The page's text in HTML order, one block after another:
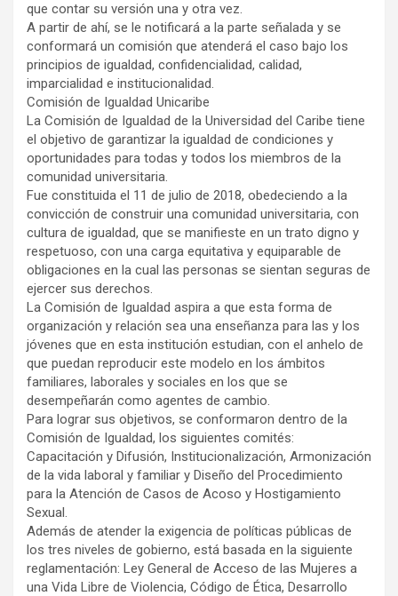
que contar su versión una y otra vez.
A partir de ahí, se le notificará a la parte señalada y se
conformará un comisión que atenderá el caso bajo los
principios de igualdad, confidencialidad, calidad,
imparcialidad e institucionalidad.
Comisión de Igualdad Unicaribe
La Comisión de Igualdad de la Universidad del Caribe tiene
el objetivo de garantizar la igualdad de condiciones y
oportunidades para todas y todos los miembros de la
comunidad universitaria.
Fue constituida el 11 de julio de 2018, obedeciendo a la
convicción de construir una comunidad universitaria, con
cultura de igualdad, que se manifieste en un trato digno y
respetuoso, con una carga equitativa y equiparable de
obligaciones en la cual las personas se sientan seguras de
ejercer sus derechos.
La Comisión de Igualdad aspira a que esta forma de
organización y relación sea una enseñanza para las y los
jóvenes que en esta institución estudian, con el anhelo de
que puedan reproducir este modelo en los ámbitos
familiares, laborales y sociales en los que se
desempeñarán como agentes de cambio.
Para lograr sus objetivos, se conformaron dentro de la
Comisión de Igualdad, los siguientes comités:
Capacitación y Difusión, Institucionalización, Armonización
de la vida laboral y familiar y Diseño del Procedimiento
para la Atención de Casos de Acoso y Hostigamiento
Sexual.
Además de atender la exigencia de políticas públicas de
los tres niveles de gobierno, está basada en la siguiente
reglamentación: Ley General de Acceso de las Mujeres a
una Vida Libre de Violencia, Código de Ética, Desarrollo